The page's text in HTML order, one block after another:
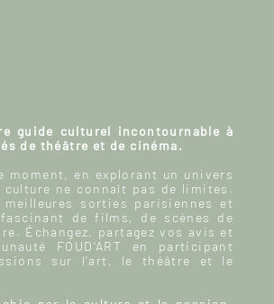
guide culturel incontournable à
de théâtre et de cinéma.
moment, en explorant un univers
ne connaît pas de limites.
meilleures sorties parisiennes et
de films, de scènes de
Échangez, partagez vos avis et
FOUD'ART en participant
sur l’art, le théâtre et le